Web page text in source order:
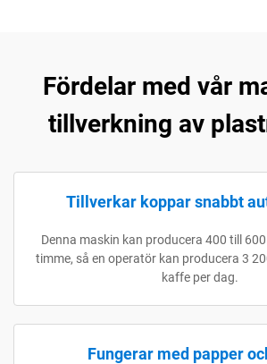
Fördelar med vår
tillverkning av
Tillverkar koppar snabbt
Denna maskin kan producera 400 till
timme, så en operatör kan producera 3
kaffe per dag.
Fungerar med papper